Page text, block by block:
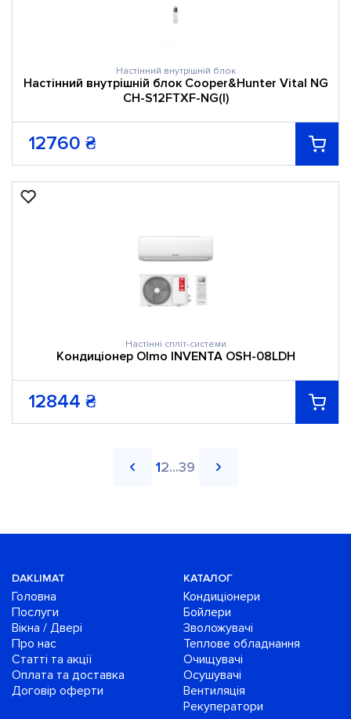
Настінний внутрішній блок
Настінний внутрішній блок Cooper&Hunter Vital NG
CH-S12FTXF-NG(I)
12760 ₴
Настінні спліт-системи
Кондиціонер Olmo INVENTA OSH-08LDH
12844 ₴
12...39
DAKLIMAT
Головна
Послуги
Вікна / Двері
Про нас
Статті та акції
Оплата та доставка
Договір оферти
КАТАЛОГ
Кондиціонери
Бойлери
Зволожувачі
Теплове обладнання
Очищувачі
Осушувачі
Вентиляція
Рекуператори